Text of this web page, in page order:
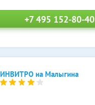
+7 495 152-80-40
ИНВИТРО на Малыгина